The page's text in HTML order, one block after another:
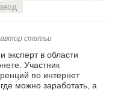
статьи
эксперт в области
Участник
по интернет
можно заработать, а